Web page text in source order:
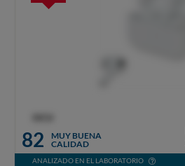
82
MUY BUENA
CALIDAD
ANALIZADO EN EL LABORATORIO